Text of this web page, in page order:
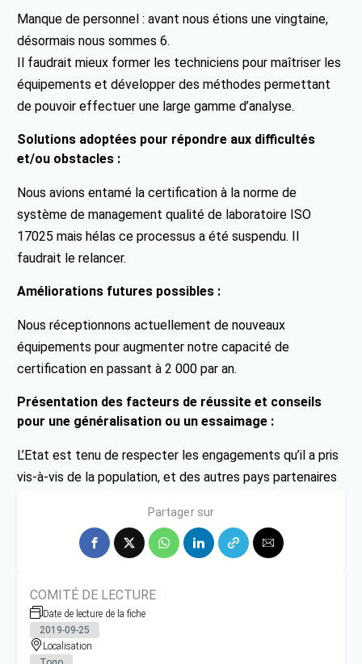
Manque de personnel : avant nous étions une vingtaine,
désormais nous sommes 6.
Il faudrait mieux former les techniciens pour maîtriser les
équipements et développer des méthodes permettant
de pouvoir effectuer une large gamme d’analyse.
Solutions adoptées pour répondre aux difficultés
et/ou obstacles :
Nous avions entamé la certification à la norme de
système de management qualité de laboratoire ISO
17025 mais hélas ce processus a été suspendu. Il
faudrait le relancer.
Améliorations futures possibles :
Nous réceptionnons actuellement de nouveaux
équipements pour augmenter notre capacité de
certification en passant à 2 000 par an.
Présentation des facteurs de réussite et conseils
pour une généralisation ou un essaimage :
L’Etat est tenu de respecter les engagements qu’il a pris
vis-à-vis de la population, et des autres pays partenaires
Partager sur
COMITÉ DE LECTURE
Date de lecture de la fiche
2019-09-25
Localisation